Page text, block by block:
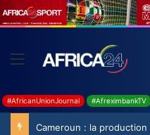
#AfricanUnionJournal #AfreximbankTV